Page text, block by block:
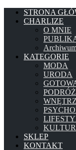
STRONA
CHARLIZE
O MNIE
KATEGORIE
MODA
URODA
SKLEP
KONTAKT